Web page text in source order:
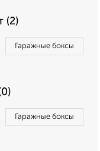
(2)
Гаражные боксы
Гаражные боксы